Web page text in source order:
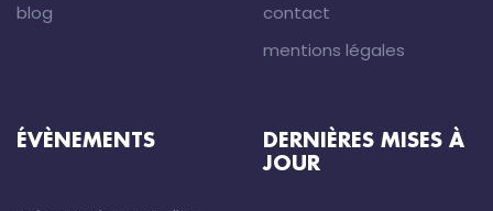
blog
contact
mentions légales
ÉVÈNEMENTS
DERNIÈRES MISES À
JOUR